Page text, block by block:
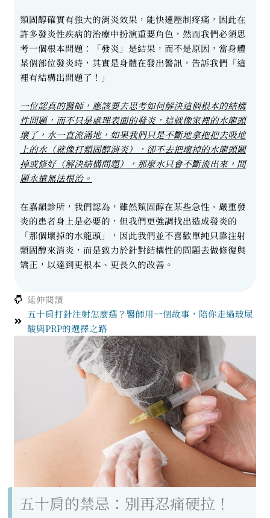
類固醇確實有強大的消炎效果，能快速壓制疼痛，因此在
許多發炎性疾病的治療中扮演重要角色，然而我們必須思
考一個根本問題：「發炎」是結果，而不是原因，當身體
某個部位發炎時，其實是身體在發出警訊，告訴我們「這
裡有結構出問題了！」
一位認真的醫師，應該要去思考如何解決這個根本的結構
性問題，而不只是處理表面的發炎，這就像家裡的水龍頭
壞了，水一直流滿地，如果我們只是不斷地拿拖把去吸地
上的水（就像打類固醇消炎），卻不去把壞掉的水龍頭關
掉或修好（解決結構問題），那麼水只會不斷流出來，問
題永遠無法根治。
在嘉韻診所，我們認為，雖然類固醇在某些急性、嚴重發
炎的患者身上是必要的，但我們更強調找出造成發炎的
「那個壞掉的水龍頭」，因此我們並不喜歡單純只靠注射
類固醇來消炎，而是致力於針對結構性的問題去做修復與
矯正，以達到更根本、更長久的改善。
延伸閱讀
五十肩打針注射怎麼選？醫師用一個故事，陪你走過玻尿
酸與PRP的選擇之路
五十肩的禁忌：別再忍痛硬拉！